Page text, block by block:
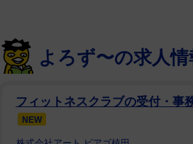
よろず〜の求人情
フィットネスクラブの受付・事
NEW